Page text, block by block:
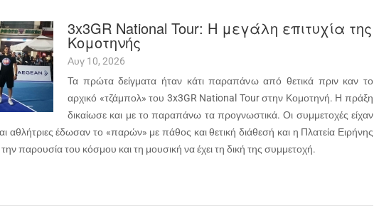
3x3GR National Tour: Η μεγάλη επιτυχία της
Κομοτηνής
Αυγ 10, 2026
Τα πρώτα δείγματα ήταν κάτι παραπάνω από θετικά πριν καν το
αρχικό «τζάμπολ» του 3x3GR National Tour στην Κομοτηνή. Η πράξη
δικαίωσε και με το παραπάνω τα προγνωστικά. Οι συμμετοχές είχαν
αθλήτριες έδωσαν το «παρών» με πάθος και θετική διάθεσή και η Πλατεία Ειρήνης
παρουσία του κόσμου και τη μουσική να έχει τη δική της συμμετοχή.